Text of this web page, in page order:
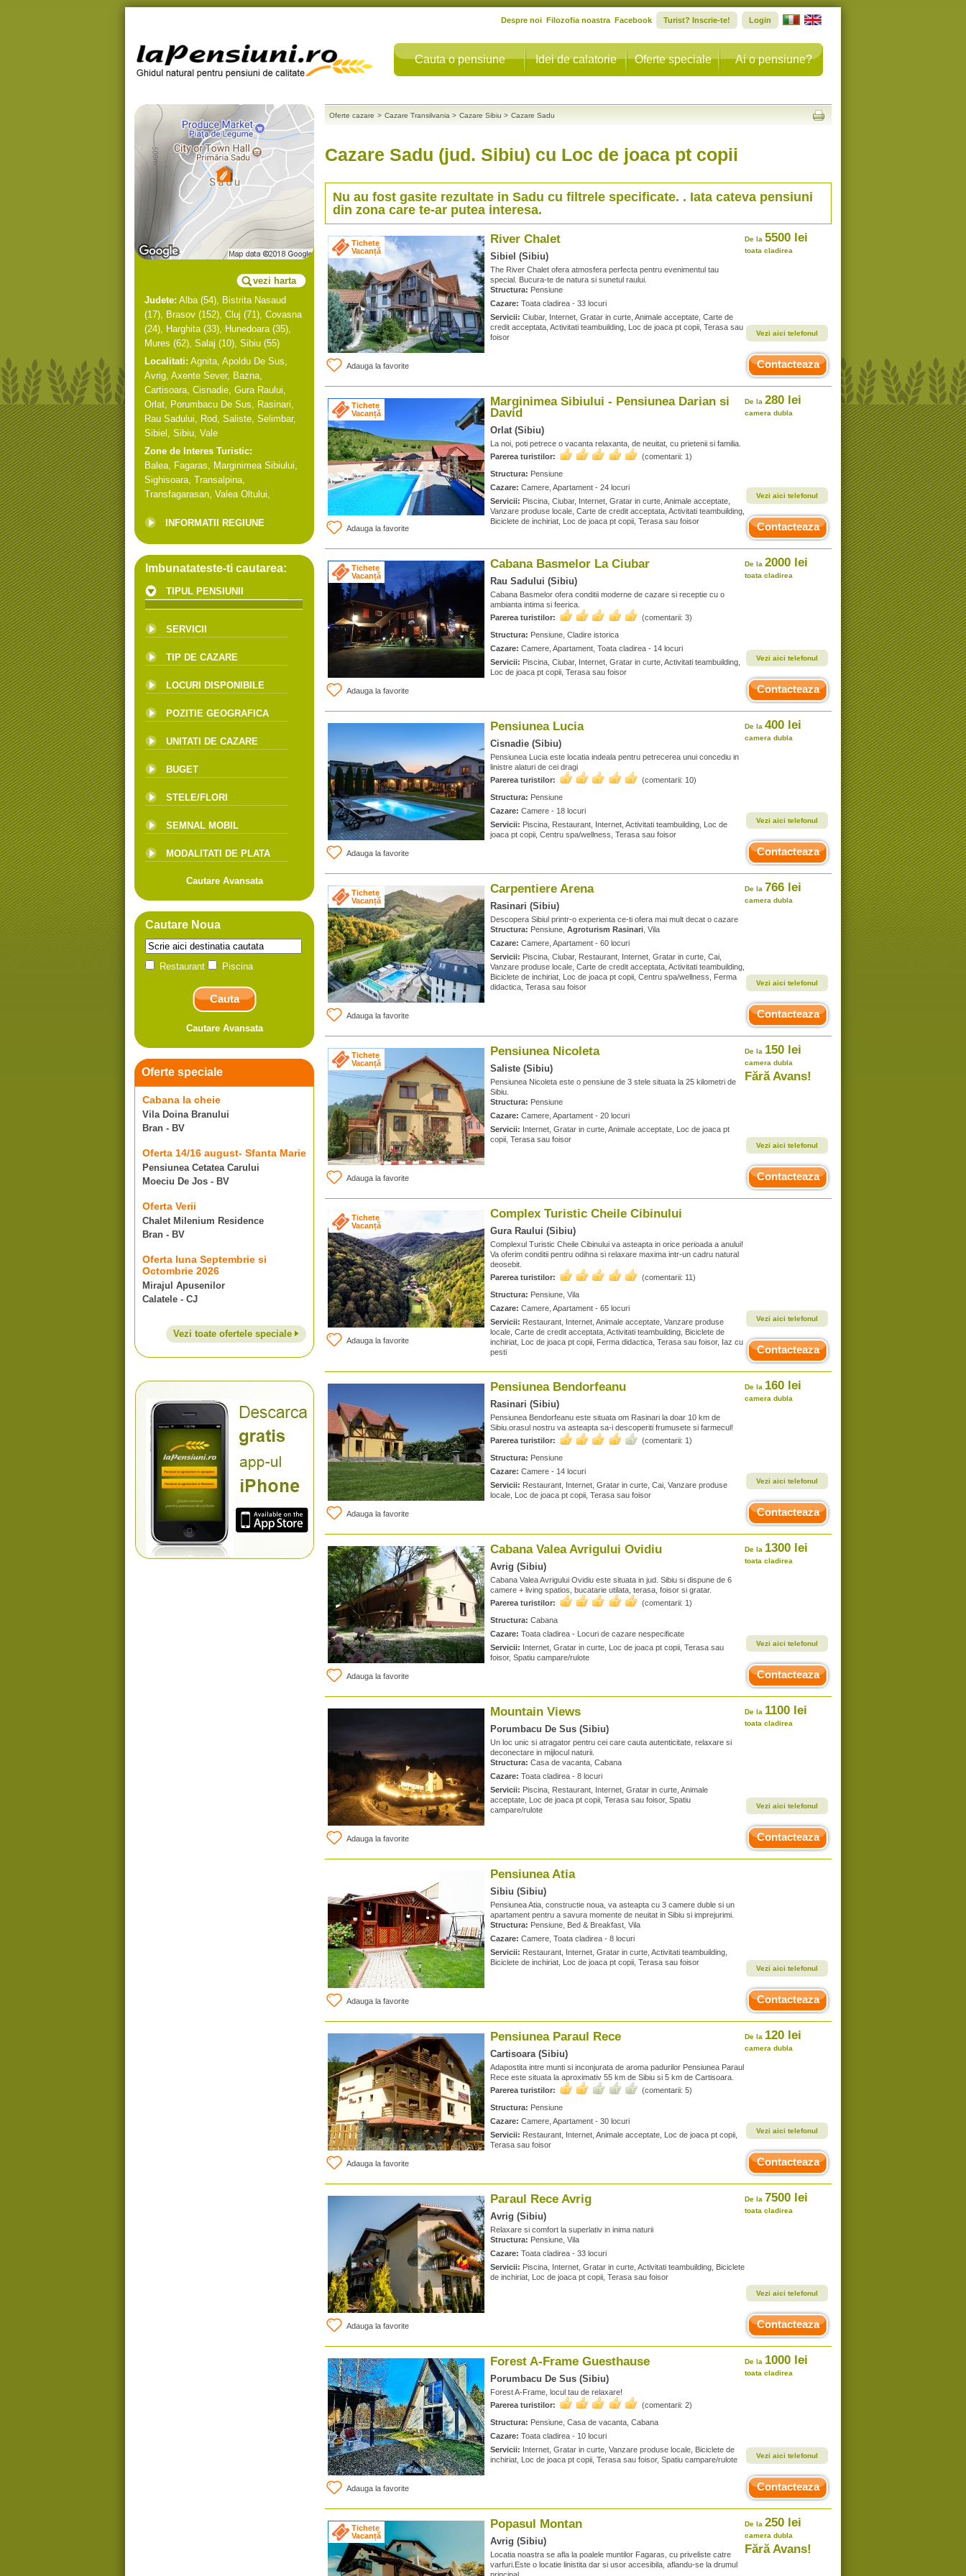
Cauta o pensiune Idei de calatorie Oferte speciale Ai o pensiune?
Despre noi Filozofia noastra Facebook Turist? Inscrie-te! Login
vezi harta
Judete: Alba(54), Bistrita Nasaud
(17), Brasov (152), Cluj (71), Covasna
(24), Harghita(33), Hunedoara(35),
Mures (62), Salaj (10), Sibiu (55)
Localitati: Agnita, Apoldu De Sus,
Avrig, Axente Sever, Bazna,
Cartisoara, Cisnadie, Gura Raului,
Orlat, Porumbacu De Sus, Rasinari,
Rau Sadului, Rod, Saliste, Selimbar,
Sibiel , Sibiu, Vale
Zone de Interes Turistic:
Balea, Fagaras, Marginimea Sibiului,
Sighisoara, Transalpina,
Transfagarasan, Valea Oltului,
INFORMATII REGIUNE
Imbunatateste-ti cautarea:
TIPUL PENSIUNII
SERVICII
TIP DE CAZARE
LOCURI DISPONIBILE
POZITIE GEOGRAFICA
UNITATI DE CAZARE
BUGET
STELE/FLORI
SEMNAL MOBIL
MODALITATI DE PLATA
Cautare Avansata
Cautare Noua
Restaurant Piscina
Cautare Avansata
Oferte speciale
Cabana la cheie
Vila Doina Branului
Bran - BV
Oferta 14/16 august- Sfanta Marie
Pensiunea Cetatea Carului
Moeciu De Jos - BV
Oferta Verii
Chalet Milenium Residence
Bran - BV
Oferta luna Septembrie si
Octombrie 2026
Mirajul Apusenilor
Calatele - CJ
Vezi toate ofertele speciale
Oferte cazare > Cazare Transilvania > Cazare Sibiu > Cazare Sadu
Cazare Sadu (jud. Sibiu) cu Loc de joaca pt copii
Nu au fost gasite rezultate in Sadu cu filtrele specificate. . Iata cateva pensiuni
din zona care te-ar putea interesa.
Tichete
Vacanță
Adauga la favorite
River Chalet
Sibiel (Sibiu)
The River Chalet ofera atmosfera perfecta pentru evenimentul tau
special. Bucura-te de natura si sunetul raului.
Structura: Pensiune
Cazare: Toata cladirea - 33 locuri
Servicii: Ciubar, Internet, Gratar in curte, Animale acceptate, Carte de
credit acceptata, Activitati teambuilding, Loc de joaca pt copii, Terasa sau
foisor
De la 5500 lei
toata cladirea
Vezi aici telefonul
Contacteaza
Tichete
Vacanță
Adauga la favorite
Marginimea Sibiului - Pensiunea Darian si
David
Orlat (Sibiu)
La noi, poti petrece o vacanta relaxanta, de neuitat, cu prietenii si familia.
Parerea turistilor:
(comentarii: 1)
Structura: Pensiune
Cazare: Camere, Apartament - 24 locuri
Servicii: Piscina, Ciubar, Internet, Gratar in curte, Animale acceptate,
Vanzare produse locale, Carte de credit acceptata, Activitati teambuilding,
Biciclete de inchiriat, Loc de joaca pt copii, Terasa sau foisor
De la 280 lei
camera dubla
Vezi aici telefonul
Contacteaza
Tichete
Vacanță
Adauga la favorite
Cabana Basmelor La Ciubar
Rau Sadului (Sibiu)
Cabana Basmelor ofera conditii moderne de cazare si receptie cu o
ambianta intima si feerica.
Parerea turistilor:
(comentarii: 3)
Structura: Pensiune, Cladire istorica
Cazare: Camere, Apartament, Toata cladirea - 14 locuri
Servicii: Piscina, Ciubar, Internet, Gratar in curte, Activitati teambuilding,
Loc de joaca pt copii, Terasa sau foisor
De la 2000 lei
toata cladirea
Vezi aici telefonul
Contacteaza
Adauga la favorite
Pensiunea Lucia
Cisnadie (Sibiu)
Pensiunea Lucia este locatia indeala pentru petrecerea unui concediu in
linistre alaturi de cei dragi
Parerea turistilor:
(comentarii: 10)
Structura: Pensiune
Cazare: Camere - 18 locuri
Servicii: Piscina, Restaurant, Internet, Activitati teambuilding, Loc de
joaca pt copii, Centru spa/wellness, Terasa sau foisor
De la 400 lei
camera dubla
Vezi aici telefonul
Contacteaza
Tichete
Vacanță
Adauga la favorite
Carpentiere Arena
Rasinari (Sibiu)
Descopera Sibiul printr-o experienta ce-ti ofera mai mult decat o cazare
Structura: Pensiune, Agroturism Rasinari , Vila
Cazare: Camere, Apartament - 60 locuri
Servicii: Piscina, Ciubar, Restaurant, Internet, Gratar in curte, Cai,
Vanzare produse locale, Carte de credit acceptata, Activitati teambuilding,
Biciclete de inchiriat, Loc de joaca pt copii, Centru spa/wellness, Ferma
didactica, Terasa sau foisor
De la 766 lei
camera dubla
Vezi aici telefonul
Contacteaza
Tichete
Vacanță
Adauga la favorite
Pensiunea Nicoleta
Saliste (Sibiu)
Pensiunea Nicoleta este o pensiune de 3 stele situata la 25 kilometri de
Sibiu.
Structura: Pensiune
Cazare: Camere, Apartament - 20 locuri
Servicii: Internet, Gratar in curte, Animale acceptate, Loc de joaca pt
copii, Terasa sau foisor
De la 150 lei
camera dubla
Fără Avans!
Vezi aici telefonul
Contacteaza
Tichete
Vacanță
Adauga la favorite
Complex Turistic Cheile Cibinului
Gura Raului (Sibiu)
Complexul Turistic Cheile Cibinului va asteapta in orice perioada a anului!
Va oferim conditii pentru odihna si relaxare maxima intr-un cadru natural
deosebit.
Parerea turistilor:
(comentarii: 11)
Structura: Pensiune, Vila
Cazare: Camere, Apartament - 65 locuri
Servicii: Restaurant, Internet, Animale acceptate, Vanzare produse
locale, Carte de credit acceptata, Activitati teambuilding, Biciclete de
inchiriat, Loc de joaca pt copii, Ferma didactica, Terasa sau foisor, Iaz cu
pesti
Vezi aici telefonul
Contacteaza
Adauga la favorite
Pensiunea Bendorfeanu
Rasinari (Sibiu)
Pensiunea Bendorfeanu este situata om Rasinari la doar 10 km de
Sibiu.orasul nostru va asteapta sa-i descoperiti frumusete si farmecul!
Parerea turistilor:
(comentarii: 1)
Structura: Pensiune
Cazare: Camere - 14 locuri
Servicii: Restaurant, Internet, Gratar in curte, Cai, Vanzare produse
locale, Loc de joaca pt copii, Terasa sau foisor
De la 160 lei
camera dubla
Vezi aici telefonul
Contacteaza
Adauga la favorite
Cabana Valea Avrigului Ovidiu
Avrig (Sibiu)
Cabana Valea Avrigului Ovidiu este situata in jud. Sibiu si dispune de 6
camere + living spatios, bucatarie utilata, terasa, foisor si gratar.
Parerea turistilor:
(comentarii: 1)
Structura: Cabana
Cazare: Toata cladirea - Locuri de cazare nespecificate
Servicii: Internet, Gratar in curte, Loc de joaca pt copii, Terasa sau
foisor, Spatiu campare/rulote
De la 1300 lei
toata cladirea
Vezi aici telefonul
Contacteaza
Adauga la favorite
Mountain Views
Porumbacu De Sus (Sibiu)
Un loc unic si atragator pentru cei care cauta autenticitate, relaxare si
deconectare in mijlocul naturii.
Structura: Casa de vacanta, Cabana
Cazare: Toata cladirea - 8 locuri
Servicii: Piscina, Restaurant, Internet, Gratar in curte, Animale
acceptate, Loc de joaca pt copii, Terasa sau foisor, Spatiu
campare/rulote
De la 1100 lei
toata cladirea
Vezi aici telefonul
Contacteaza
Adauga la favorite
Pensiunea Atia
Sibiu (Sibiu)
Pensiunea Atia, constructie noua, va asteapta cu 3 camere duble si un
apartament pentru a savura momente de neuitat in Sibiu si imprejurimi.
Structura: Pensiune, Bed & Breakfast, Vila
Cazare: Camere, Toata cladirea - 8 locuri
Servicii: Restaurant, Internet, Gratar in curte, Activitati teambuilding,
Biciclete de inchiriat, Loc de joaca pt copii, Terasa sau foisor
Vezi aici telefonul
Contacteaza
Adauga la favorite
Pensiunea Paraul Rece
Cartisoara (Sibiu)
Adapostita intre munti si inconjurata de aroma padurilor Pensiunea Paraul
Rece este situata la aproximativ 55 km de Sibiu si 5 km de Cartisoara.
Parerea turistilor:
(comentarii: 5)
Structura: Pensiune
Cazare: Camere, Apartament - 30 locuri
Servicii: Restaurant, Internet, Animale acceptate, Loc de joaca pt copii,
Terasa sau foisor
De la 120 lei
camera dubla
Vezi aici telefonul
Contacteaza
Adauga la favorite
Paraul Rece Avrig
Avrig (Sibiu)
Relaxare si comfort la superlativ in inima naturii
Structura: Pensiune, Vila
Cazare: Toata cladirea - 33 locuri
Servicii: Piscina, Internet, Gratar in curte, Activitati teambuilding, Biciclete
de inchiriat, Loc de joaca pt copii, Terasa sau foisor
De la 7500 lei
toata cladirea
Vezi aici telefonul
Contacteaza
Adauga la favorite
Forest A-Frame Guesthause
Porumbacu De Sus (Sibiu)
Forest A-Frame, locul tau de relaxare!
Parerea turistilor:
(comentarii: 2)
Structura: Pensiune, Casa de vacanta, Cabana
Cazare: Toata cladirea - 10 locuri
Servicii: Internet, Gratar in curte, Vanzare produse locale, Biciclete de
inchiriat, Loc de joaca pt copii, Terasa sau foisor, Spatiu campare/rulote
De la 1000 lei
toata cladirea
Vezi aici telefonul
Contacteaza
Tichete
Vacanță
Popasul Montan
Avrig (Sibiu)
Locatia noastra se afla la poalele muntilor Fagaras, cu priveliste catre
varfuri.Este o locatie linistita dar si usor accesibila, aflandu-se la drumul
De la 250 lei
camera dubla
Fără Avans!